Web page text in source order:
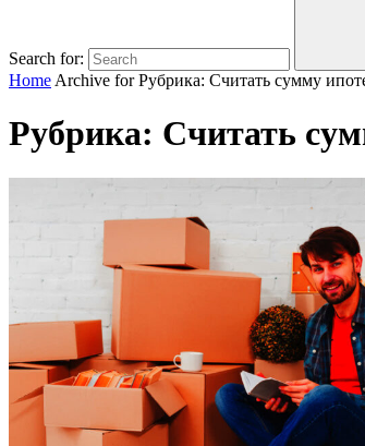
Search for:
Home Archive forРубрика: Считать сумму
Рубрика: Считать